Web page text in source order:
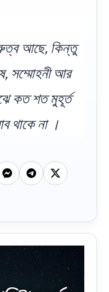
আছে, কিন্তু
সম্মোহনী আর
কত শত মুহূর্ত
থাকে না ।